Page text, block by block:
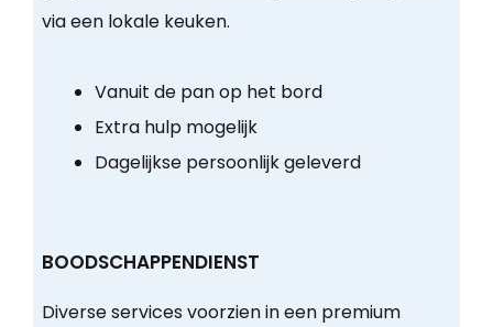
via een lokale keuken.
Vanuit de pan op het bord
Extra hulp mogelijk
Dagelijkse persoonlijk geleverd
BOODSCHAPPENDIENST
Diverse services voorzien in een premium